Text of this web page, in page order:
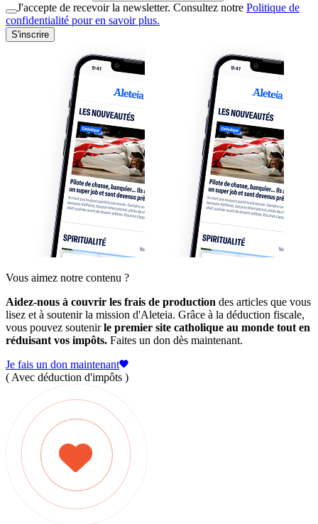
J'accepte de recevoir la newsletter. Consultez notre Politique de
confidentialité pour en savoir plus.
S'inscrire
Vous aimez notre contenu ?
Aidez-nous à couvrir les frais de production des articles que vous
lisez et à soutenir la mission d'Aleteia. Grâce à la déduction fiscale,
vous pouvez soutenirle premier site catholique au monde tout en
réduisant vos impôts. Faites un don dès maintenant.
Je fais un don maintenant
( Avec déduction d'impôts )